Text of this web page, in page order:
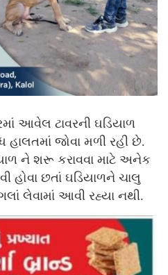
આવેલ ટાવરની ઘડિયાળ
જોવા મળી રહી છે.
ને શરૂ કરાવવા માટે અનેક
છતાં ઘડિયાળને ચાલુ
લેવામાં આવી રહ્યા નથી.